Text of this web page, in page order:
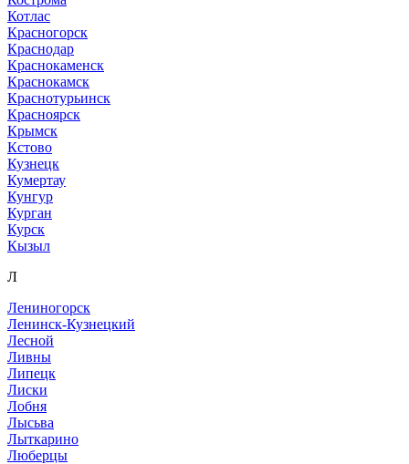
Котлас
Красногорск
Краснодар
Краснокаменск
Краснокамск
Краснотурьинск
Красноярск
Крымск
Кстово
Кузнецк
Кумертау
Кунгур
Курган
Курск
Кызыл
Л
Лениногорск
Ленинск-Кузнецкий
Лесной
Ливны
Липецк
Лиски
Лобня
Лысьва
Лыткарино
Люберцы